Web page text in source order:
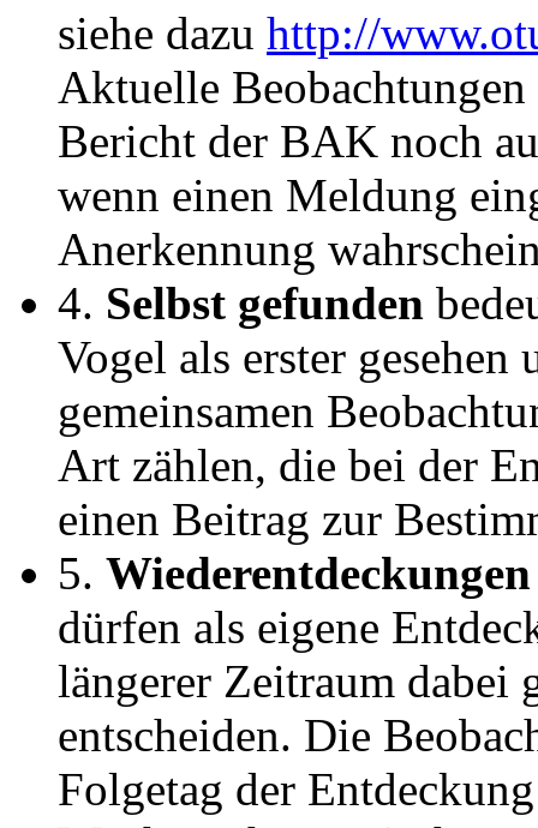
siehe dazu http://
Aktuelle
Bericht der BAK noch
wenn einen Meldung
Anerkennung
4. Selbst gefunden
Vogel als erster
gemeinsamen
Art zählen, die bei der
einen Beitrag zur
5. Wiederentdeckungen
dürfen als eigene
längerer Zeitraum dabei
entscheiden. Die
Folgetag der